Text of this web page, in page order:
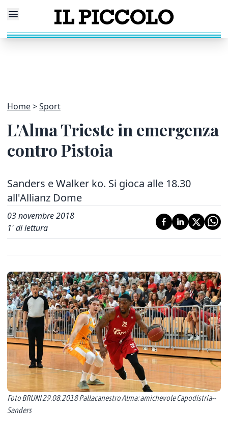
Home Sport
L'Alma Trieste in emergenza
contro Pistoia
Sanders e Walker ko. Si gioca alle 18.30
all'Allianz Dome
03 novembre 2018
1' di lettura
Foto BRUNI 29.08.2018 Pallacanestro Alma: amichevole Capodistria--
Sanders